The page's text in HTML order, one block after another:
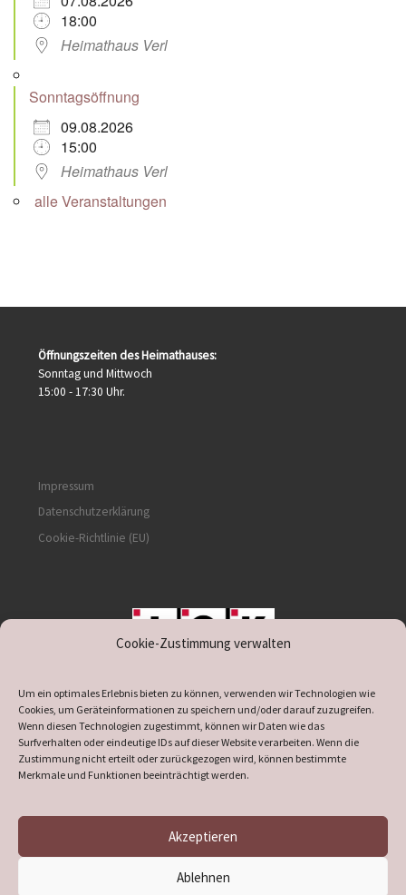
Cookie-Zustimmung verwalten
Um ein optimales Erlebnis bieten zu können, verwenden wir Technologien wie
Cookies, um Geräteinformationen zu speichern und/oder darauf zuzugreifen.
Wenn diesen Technologien zugestimmt, können wir Daten wie das
Surfverhalten oder eindeutige IDs auf dieser Website verarbeiten. Wenn die
Zustimmung nicht erteilt oder zurückgezogen wird, können bestimmte
Merkmale und Funktionen beeinträchtigt werden.
Akzeptieren
Ablehnen
18:00
Heimathaus Verl
Sonntagsöffnung
09.08.2026
15:00
Heimathaus Verl
alle Veranstaltungen
Öffnungszeiten des Heimathauses:
Sonntag und Mittwoch
15:00 - 17:30 Uhr.
Impressum
Datenschutzerklärung
Cookie-Richtlinie (EU)
supported by DÖ
Heimatverein Verl– Alle Rechte vorbehalten